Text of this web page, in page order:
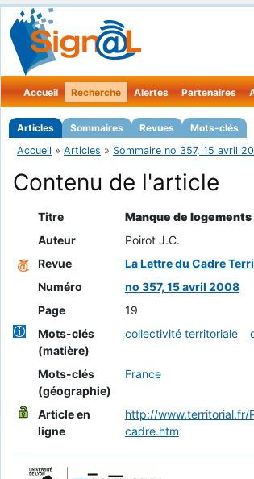
Accueil Recherche
Articles Sommaires Revues Mots-clés
Alertes Partenaires
Accueil » Articles » Sommaire no 357, 15 avril
Contenu de l'article
Titre
Manque de logements
Auteur
Poirot J.C.
Revue
La Lettre du Cadre
Numéro
no 357, 15 avril 2008
Page
19
Mots-clés
(matière)
collectivité territoriale
Mots-clés
(géographie)
France
Article en
ligne
http://www.territorial.fr/
cadre.htm